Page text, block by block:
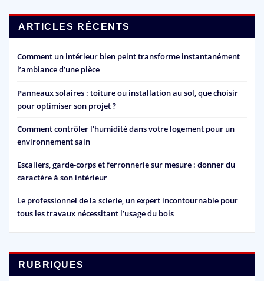
ARTICLES RÉCENTS
Comment un intérieur bien peint transforme instantanément
l’ambiance d’une pièce
Panneaux solaires : toiture ou installation au sol, que choisir
pour optimiser son projet ?
Comment contrôler l’humidité dans votre logement pour un
environnement sain
Escaliers, garde-corps et ferronnerie sur mesure : donner du
caractère à son intérieur
Le professionnel de la scierie, un expert incontournable pour
tous les travaux nécessitant l’usage du bois
RUBRIQUES